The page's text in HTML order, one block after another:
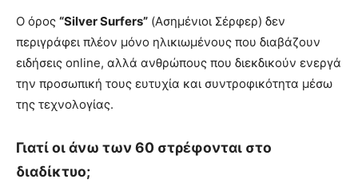
Ο όρος “Silver Surfers” (Ασημένιοι Σέρφερ) δεν
περιγράφει πλέον μόνο ηλικιωμένους που διαβάζουν
ειδήσεις online, αλλά ανθρώπους που διεκδικούν ενεργά
την προσωπική τους ευτυχία και συντροφικότητα μέσω
της τεχνολογίας.
Γιατί οι άνω των 60 στρέφονται στο
διαδίκτυο;